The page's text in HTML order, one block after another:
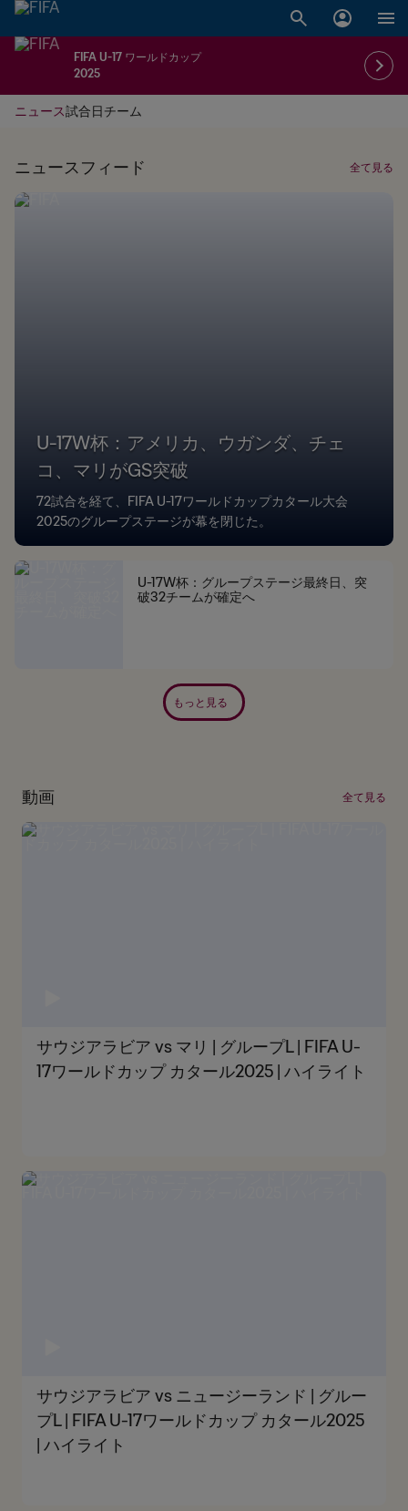
FIFA U-17 ワールドカップ
2025
ニュース試合日チーム
ニュースフィード 全て見る
U-17W杯：アメリカ、ウガンダ、チェ
コ、マリがGS突破
72試合を経て、FIFA U-17ワールドカップカタール大会
2025のグループステージが幕を閉じた。
U-17W杯：グループステージ最終日、突
破32チームが確定へ
もっと見る
動画 全て見る
サウジアラビア vs マリ | グループL | FIFA U-
17ワールドカップ カタール2025 | ハイライト
サウジアラビア vs ニュージーランド | グルー
プL | FIFA U-17ワールドカップ カタール2025
| ハイライト